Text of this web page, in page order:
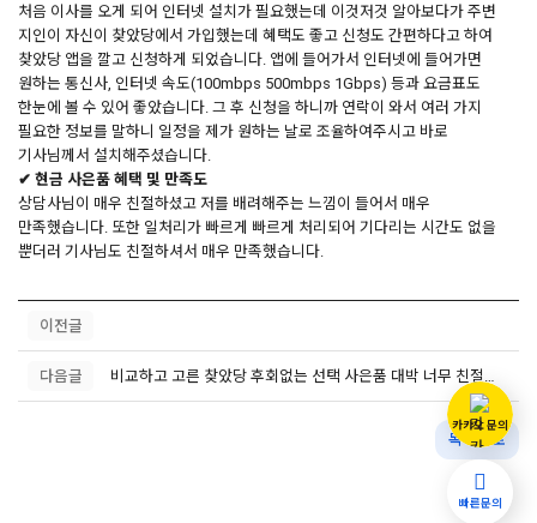
처음 이사를 오게 되어 인터넷 설치가 필요했는데 이것저것 알아보다가 주변
지인이 자신이 찾았당에서 가입했는데 혜택도 좋고 신청도 간편하다고 하여
찾았당 앱을 깔고 신청하게 되었습니다. 앱에 들어가서 인터넷에 들어가면
원하는 통신사, 인터넷 속도(100mbps 500mbps 1Gbps) 등과 요금표도
한눈에 볼 수 있어 좋았습니다. 그 후 신청을 하니까 연락이 와서 여러 가지
필요한 정보를 말하니 일정을 제가 원하는 날로 조율하여주시고 바로
기사님께서 설치해주셨습니다.
✔ 현금 사은품 혜택 및 만족도
상담사님이 매우 친절하셨고 저를 배려해주는 느낌이 들어서 매우
만족했습니다. 또한 일처리가 빠르게 빠르게 처리되어 기다리는 시간도 없을
뿐더러 기사님도 친절하셔서 매우 만족했습니다.
이전글
다음글
목록으로
카카오 문의
빠른문의